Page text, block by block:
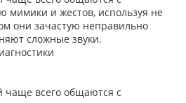
и жестов, используя не
они зачастую неправильно
сложные звуки.
чаще всего общаются с